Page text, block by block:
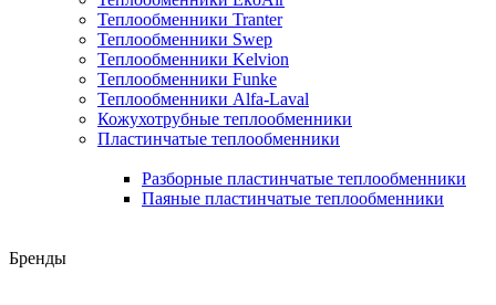
Теплообменники Tranter
Теплообменники Swep
Теплообменники Kelvion
Теплообменники Funke
Теплообменники Alfa-Laval
Кожухотрубные теплообменники
Пластинчатые теплообменники
Разборные пластинчатые теплообменники
Паяные пластинчатые теплообменники
Бренды